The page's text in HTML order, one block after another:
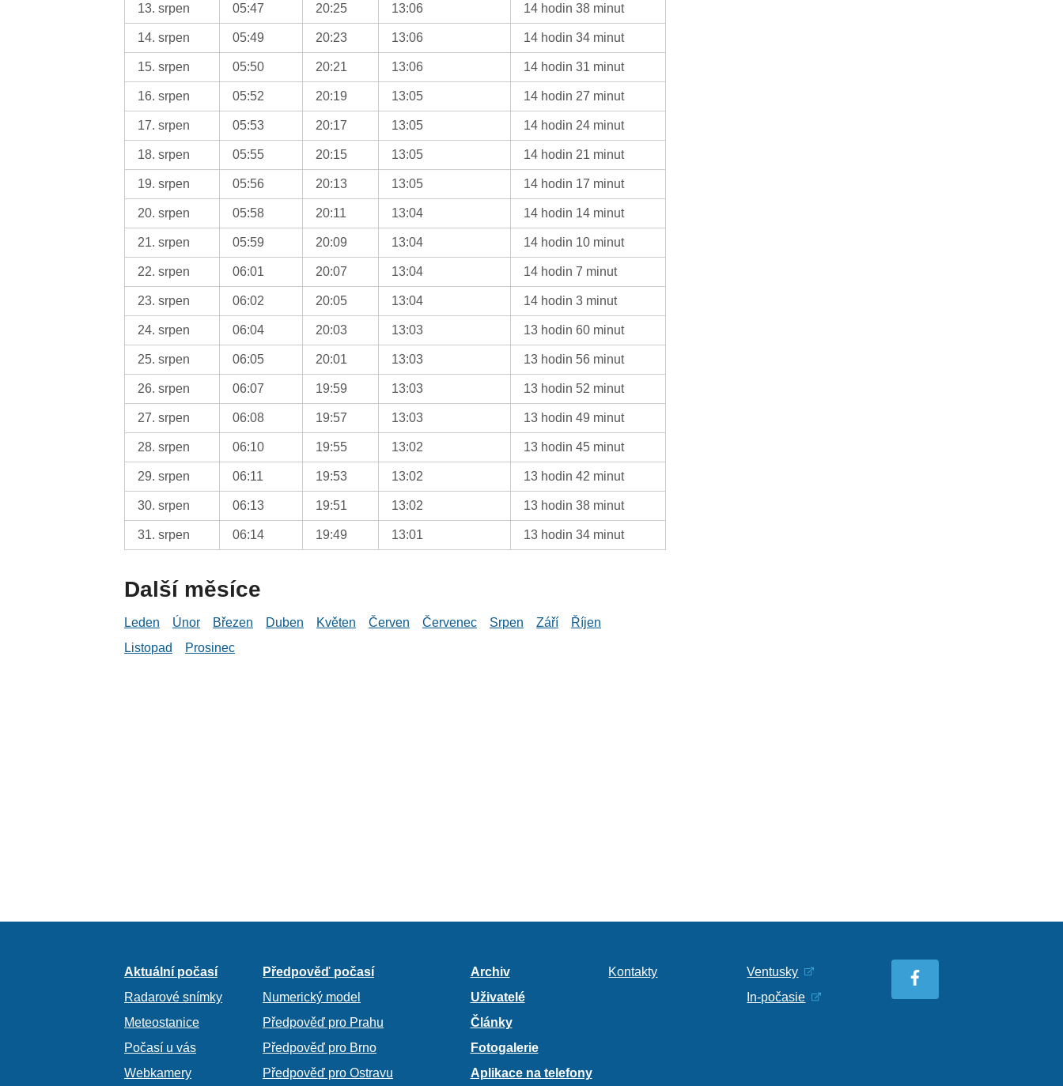
13. srpen 05:47 20:25 13:06 14 hodin 38 minut
14. srpen 05:49 20:23 13:06 14 hodin 34 minut
15. srpen 05:50 20:21 13:06 14 hodin 31 minut
16. srpen 05:52 20:19 13:05 14 hodin 27 minut
17. srpen 05:53 20:17 13:05 14 hodin 24 minut
18. srpen 05:55 20:15 13:05 14 hodin 21 minut
19. srpen 05:56 20:13 13:05 14 hodin 17 minut
20. srpen 05:58 20:11 13:04 14 hodin 14 minut
21. srpen 05:59 20:09 13:04 14 hodin 10 minut
22. srpen 06:01 20:07 13:04 14 hodin 7 minut
23. srpen 06:02 20:05 13:04 14 hodin 3 minut
24. srpen 06:04 20:03 13:03 13 hodin 60 minut
25. srpen 06:05 20:01 13:03 13 hodin 56 minut
26. srpen 06:07 19:59 13:03 13 hodin 52 minut
27. srpen 06:08 19:57 13:03 13 hodin 49 minut
28. srpen 06:10 19:55 13:02 13 hodin 45 minut
29. srpen 06:11 19:53 13:02 13 hodin 42 minut
30. srpen 06:13 19:51 13:02 13 hodin 38 minut
31. srpen 06:14 19:49 13:01 13 hodin 34 minut
Další měsíce
Leden Únor Březen Duben Květen Červen Červenec Srpen Září
Říjen
Listopad
Prosinec
Aktuální počasí
Radarové snímky
Meteostanice
Počasí u vás
Webkamery
Předpověď počasí
Numerický model
Předpověď pro Prahu
Předpověď pro Brno
Předpověď pro Ostravu
Archiv
Uživatelé
Články
Fotogalerie
Aplikace na telefony
Kontakty
Ventusky
In-počasie